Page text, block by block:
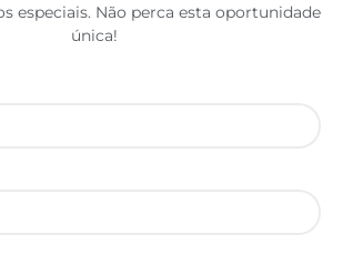
especiais. Não perca esta oportunidade
única!